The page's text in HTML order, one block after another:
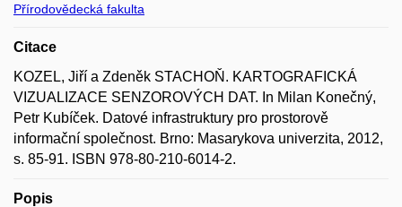
Přírodovědecká fakulta
Citace
KOZEL, Jiří a Zdeněk STACHOŇ. KARTOGRAFICKÁ
VIZUALIZACE SENZOROVÝCH DAT. In Milan Konečný,
Petr Kubíček. Datové infrastruktury pro prostorově
informační společnost. Brno: Masarykova univerzita, 2012,
s. 85-91. ISBN 978-80-210-6014-2.
Popis